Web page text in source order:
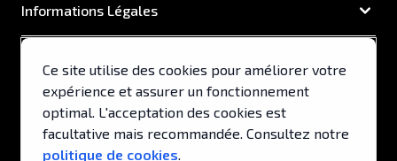
Informations Légales
Support & Services
Ce site utilise des cookies pour améliorer votre
expérience et assurer un fonctionnement
optimal. L'acceptation des cookies est
facultative mais recommandée. Consultez notre
politique de cookies.